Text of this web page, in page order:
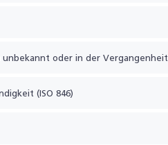
unbekannt oder in der Vergangenheit
(ISO 846)